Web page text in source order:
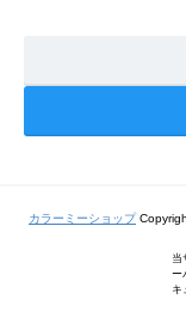
カラーミーショップ
当
ー
キ